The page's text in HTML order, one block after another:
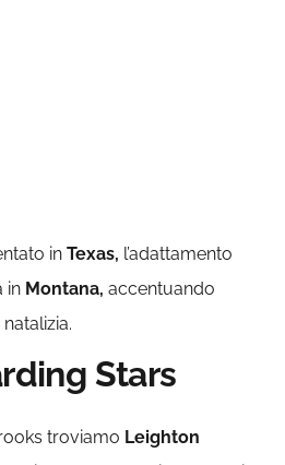
inTexas, l’adattamento
in Montana, accentuando
Stars
troviamo Leighton